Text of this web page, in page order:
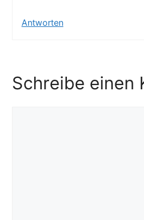
Antworten
Schreibe einen